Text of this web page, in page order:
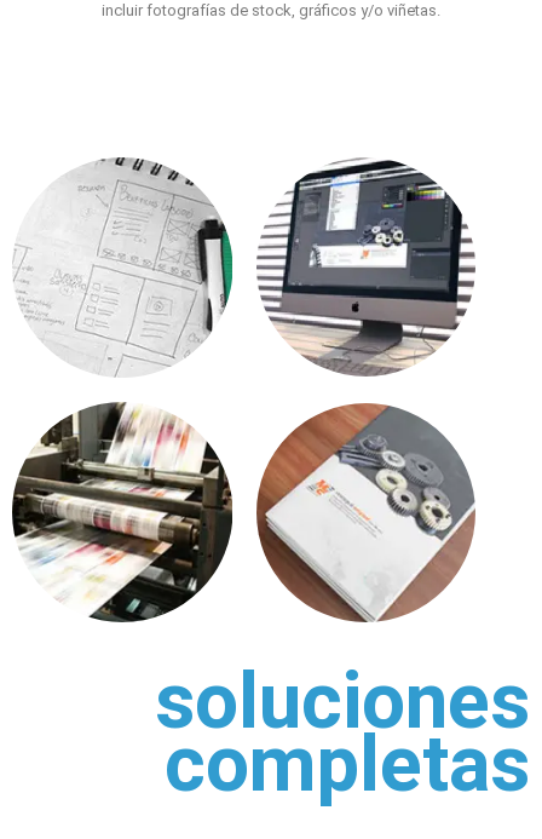
incluir fotografías de stock, gráficos y/o viñetas.
soluciones
completas